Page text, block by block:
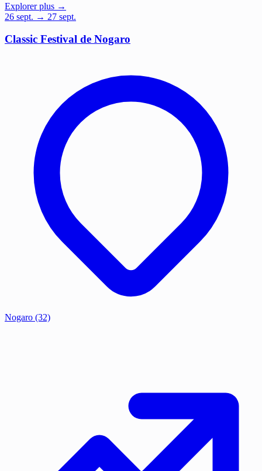
Explorer plus →
26 sept. → 27 sept.
Classic Festival de Nogaro
Nogaro (32)